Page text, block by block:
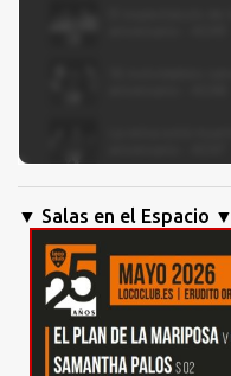
▼ Salas en el Espacio ▼